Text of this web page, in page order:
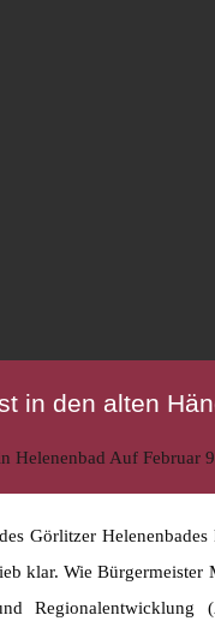
in den alten
Helenenbad Auf Februar
Görlitzer
klar. Wie
Regionalentwicklung